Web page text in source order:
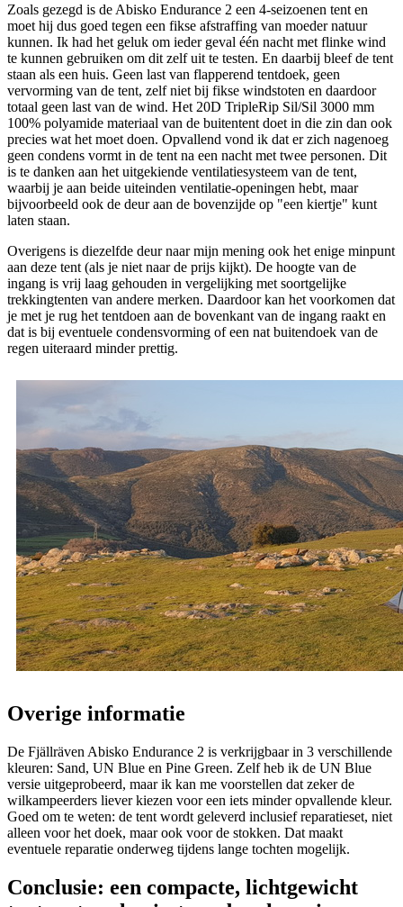
Zoals gezegd is de Abisko Endurance 2 een 4-seizoenen tent en
moet hij dus goed tegen een fikse afstraffing van moeder natuur
kunnen. Ik had het geluk om ieder geval één nacht met flinke wind
te kunnen gebruiken om dit zelf uit te testen. En daarbij bleef de tent
staan als een huis. Geen last van flapperend tentdoek, geen
vervorming van de tent, zelf niet bij fikse windstoten en daardoor
totaal geen last van de wind. Het 20D TripleRip Sil/Sil 3000 mm
100% polyamide materiaal van de buitentent doet in die zin dan ook
precies wat het moet doen. Opvallend vond ik dat er zich nagenoeg
geen condens vormt in de tent na een nacht met twee personen. Dit
is te danken aan het uitgekiende ventilatiesysteem van de tent,
waarbij je aan beide uiteinden ventilatie-openingen hebt, maar
bijvoorbeeld ook de deur aan de bovenzijde op "een kiertje" kunt
laten staan.
Overigens is diezelfde deur naar mijn mening ook het enige minpunt
aan deze tent (als je niet naar de prijs kijkt). De hoogte van de
ingang is vrij laag gehouden in vergelijking met soortgelijke
trekkingtenten van andere merken. Daardoor kan het voorkomen dat
je met je rug het tentdoen aan de bovenkant van de ingang raakt en
dat is bij eventuele condensvorming of een nat buitendoek van de
regen uiteraard minder prettig.
Overige informatie
De Fjällräven Abisko Endurance 2 is verkrijgbaar in 3 verschillende
kleuren: Sand, UN Blue en Pine Green. Zelf heb ik de UN Blue
versie uitgeprobeerd, maar ik kan me voorstellen dat zeker de
wilkampeerders liever kiezen voor een iets minder opvallende kleur.
Goed om te weten: de tent wordt geleverd inclusief reparatieset, niet
alleen voor het doek, maar ook voor de stokken. Dat maakt
eventuele reparatie onderweg tijdens lange tochten mogelijk.
Conclusie: een compacte, lichtgewicht